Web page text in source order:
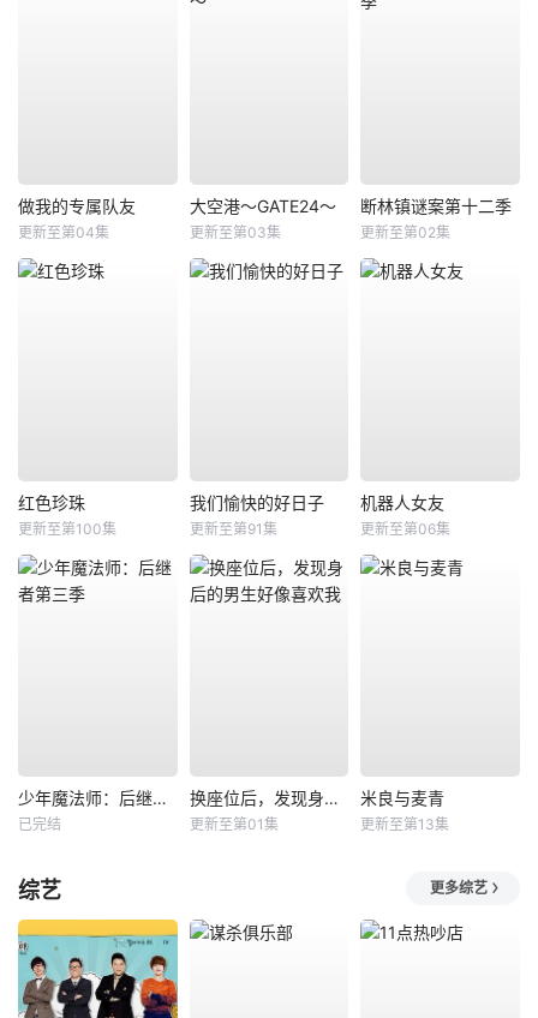
做我的专属队友
更新至第04集
大空港～GATE24～
更新至第03集
断林镇谜案第十二季
更新至第02集
红色珍珠
更新至第100集
我们愉快的好日子
更新至第91集
机器人女友
更新至第06集
少年魔法师：后继者第三季
已完结
换座位后，发现身后的男生好像喜欢我
更新至第01集
米良与麦青
更新至第13集
综艺 更多综艺